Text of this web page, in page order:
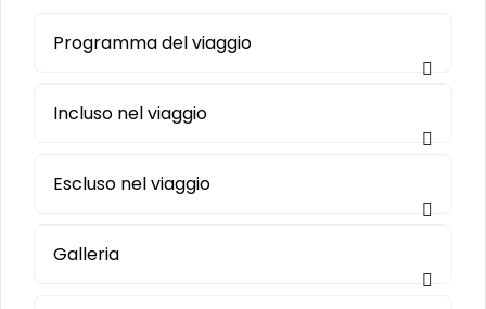
Programma del viaggio
Incluso nel viaggio
Escluso nel viaggio
Galleria